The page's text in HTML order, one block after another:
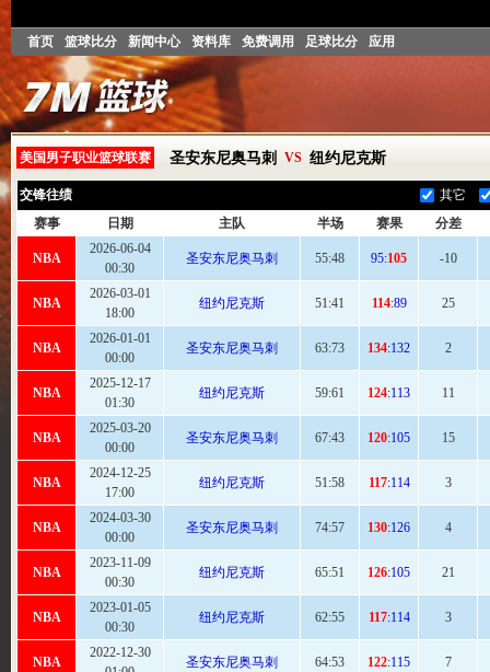
首页 篮球比分 新闻中心 资料库 免费调用 足球比分 应用
美国男子职业篮球联赛 圣安东尼奥马刺 VS 纽约尼克斯
交锋往绩
其它
赛事
日期 主队 半场 赛果 分差
NBA
2026-06-04
00:30
圣安东尼奥马刺 55:48 95:105 -10
NBA
2026-03-01
18:00
纽约尼克斯 51:41 114:89 25
NBA
2026-01-01
00:00
圣安东尼奥马刺 63:73 134:132 2
NBA
2025-12-17
01:30
纽约尼克斯 59:61 124:113 11
NBA
2025-03-20
00:00
圣安东尼奥马刺 67:43 120:105 15
NBA
2024-12-25
17:00
纽约尼克斯 51:58 117:114 3
NBA
2024-03-30
00:00
圣安东尼奥马刺 74:57 130:126 4
NBA
2023-11-09
00:30
纽约尼克斯 65:51 126:105 21
NBA
2023-01-05
00:30
纽约尼克斯 62:55 117:114 3
NBA
2022-12-30
圣安东尼奥马刺 64:53 122:115 7